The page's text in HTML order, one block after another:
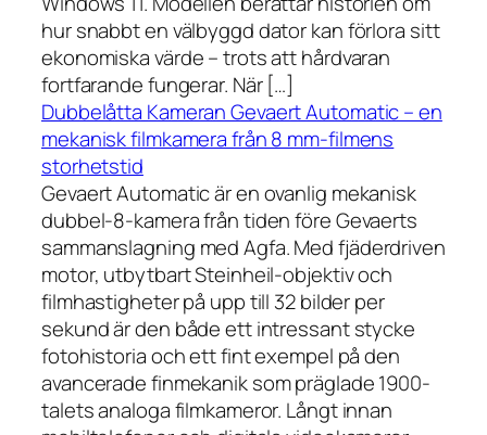
hur snabbt en välbyggd dator kan förlora sitt
ekonomiska värde – trots att hårdvaran
fortfarande fungerar. När […]
Dubbelåtta Kameran Gevaert Automatic – en
mekanisk filmkamera från 8 mm-filmens
storhetstid
Gevaert Automatic är en ovanlig mekanisk
dubbel-8-kamera från tiden före Gevaerts
sammanslagning med Agfa. Med fjäderdriven
motor, utbytbart Steinheil-objektiv och
filmhastigheter på upp till 32 bilder per
sekund är den både ett intressant stycke
fotohistoria och ett fint exempel på den
avancerade finmekanik som präglade 1900-
talets analoga filmkameror. Långt innan